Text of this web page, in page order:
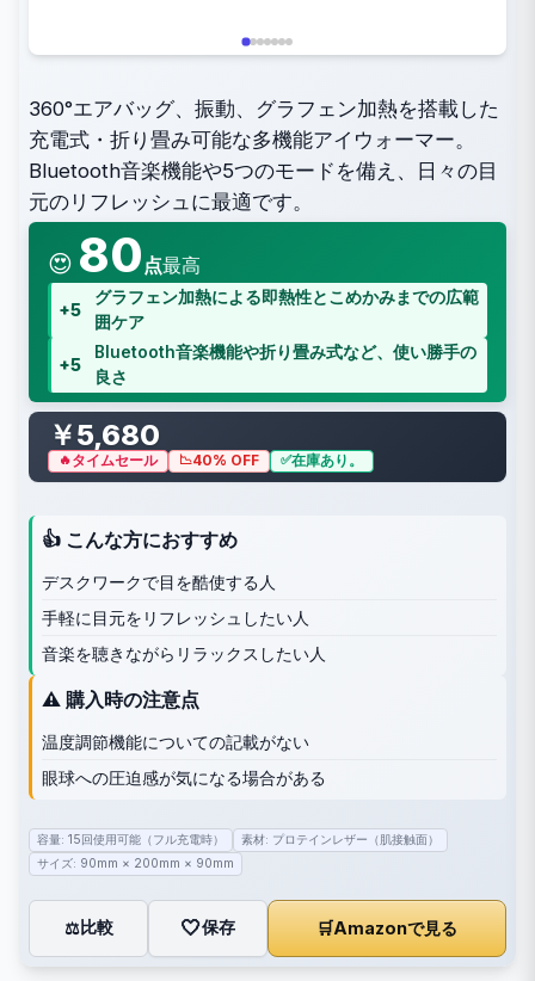
360°エアバッグ、振動、グラフェン加熱を搭載した
充電式・折り畳み可能な多機能アイウォーマー。
Bluetooth音楽機能や5つのモードを備え、日々の目
元のリフレッシュに最適です。
😍 80 点最高
+5
グラフェン加熱による即熱性とこめかみまでの広範
囲ケア
+5
Bluetooth音楽機能や折り畳み式など、使い勝手の
良さ
￥5,680
タイムセール 40% OFF 在庫あり。
👍 こんな方におすすめ
デスクワークで目を酷使する人
手軽に目元をリフレッシュしたい人
音楽を聴きながらリラックスしたい人
⚠️ 購入時の注意点
温度調節機能についての記載がない
眼球への圧迫感が気になる場合がある
容量: 15回使用可能（フル充電時）
素材: プロテインレザー（肌接触面）
サイズ: 90mm × 200mm × 90mm
⚖️比較 🤍保存 🛒Amazonで見る